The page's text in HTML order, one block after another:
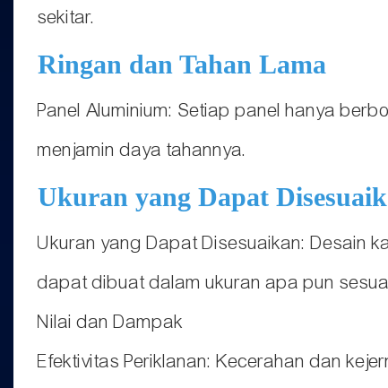
sekitar.
Ringan dan Tahan Lama
Panel Aluminium: Setiap panel hanya
menjamin daya tahannya.
Ukuran yang Dapat
Ukuran yang Dapat Disesuaikan: Desain
dapat dibuat dalam ukuran apa pun
Nilai dan Dampak
Efektivitas Periklanan: Kecerahan dan